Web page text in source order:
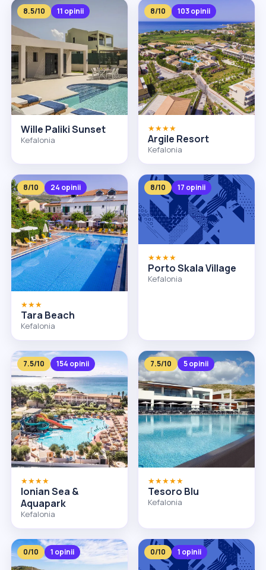
8.5/10 11 opinii
Wille Paliki Sunset
Kefalonia
8/10 103 opinii
★★★★
Argile Resort
Kefalonia
8/10 24 opinii
★★★
Tara Beach
Kefalonia
8/10 17 opinii
★★★★
Porto Skala Village
Kefalonia
7.5/10 154 opinii
★★★★
Ionian Sea &
Aquapark
Kefalonia
7.5/10 5 opinii
★★★★★
Tesoro Blu
Kefalonia
0/10 1 opinii 0/10 1 opinii